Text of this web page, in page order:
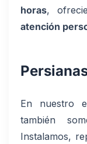
horas,
atención
En nuestro
también
Instalamos,